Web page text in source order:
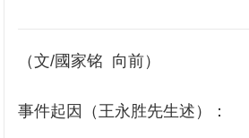
（文/國家铭 向前）
事件起因（王永胜先生述）：